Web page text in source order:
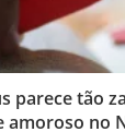
parece tão
amoroso no